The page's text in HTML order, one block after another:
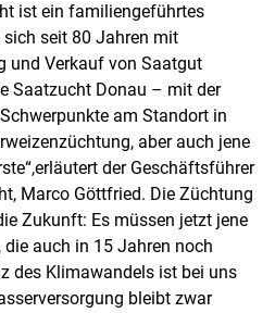
ist ein familiengeführtes
seit 80 Jahren mit
und Verkauf von Saatgut
Saatzucht Donau – mit der
am Standort in
aber auch jene
der Geschäftsführer
Marco Göttfried. Die Züchtung
Zukunft: Es müssen jetzt jene
auch in 15 Jahren noch
des Klimawandels ist bei uns
bleibt zwar